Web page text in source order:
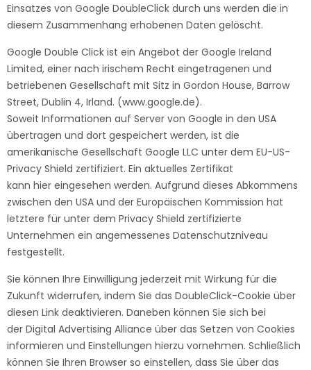
Einsatzes von Google DoubleClick durch uns werden die in
diesem Zusammenhang erhobenen Daten gelöscht.
Google Double Click ist ein Angebot der Google Ireland
Limited, einer nach irischem Recht eingetragenen und
betriebenen Gesellschaft mit Sitz in Gordon House, Barrow
Street, Dublin 4, Irland. (www.google.de).
Soweit Informationen auf Server von Google in den USA
übertragen und dort gespeichert werden, ist die
amerikanische Gesellschaft Google LLC unter dem EU-US-
Privacy Shield zertifiziert. Ein aktuelles Zertifikat
kann hier eingesehen werden. Aufgrund dieses Abkommens
zwischen den USA und der Europäischen Kommission hat
letztere für unter dem Privacy Shield zertifizierte
Unternehmen ein angemessenes Datenschutzniveau
festgestellt.
Sie können Ihre Einwilligung jederzeit mit Wirkung für die
Zukunft widerrufen, indem Sie das DoubleClick-Cookie über
diesen Link deaktivieren. Daneben können Sie sich bei
der Digital Advertising Alliance über das Setzen von Cookies
informieren und Einstellungen hierzu vornehmen. Schließlich
können Sie Ihren Browser so einstellen, dass Sie über das